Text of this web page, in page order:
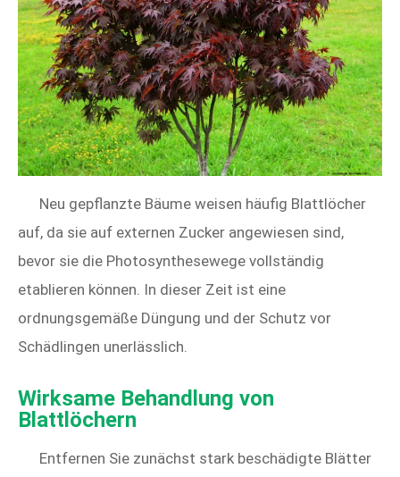
Neu gepflanzte Bäume weisen häufig Blattlöcher
auf, da sie auf externen Zucker angewiesen sind,
bevor sie die Photosynthesewege vollständig
etablieren können. In dieser Zeit ist eine
ordnungsgemäße Düngung und der Schutz vor
Schädlingen unerlässlich.
Wirksame Behandlung von
Blattlöchern
Entfernen Sie zunächst stark beschädigte Blätter